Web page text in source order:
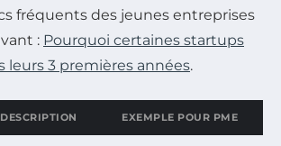
fréquents des jeunes entreprises
: Pourquoi certaines startups
leurs 3 premières années.
DESCRIPTION EXEMPLE POUR PME